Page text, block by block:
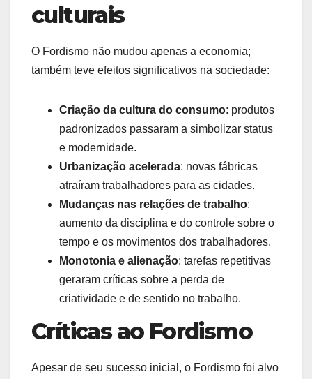
culturais
O Fordismo não mudou apenas a economia;
também teve efeitos significativos na sociedade:
Criação da cultura do consumo: produtos
padronizados passaram a simbolizar status
e modernidade.
Urbanização acelerada: novas fábricas
atraíram trabalhadores para as cidades.
Mudanças nas relações de trabalho:
aumento da disciplina e do controle sobre o
tempo e os movimentos dos trabalhadores.
Monotonia e alienação: tarefas repetitivas
geraram críticas sobre a perda de
criatividade e de sentido no trabalho.
Críticas ao Fordismo
Apesar de seu sucesso inicial, o Fordismo foi alvo